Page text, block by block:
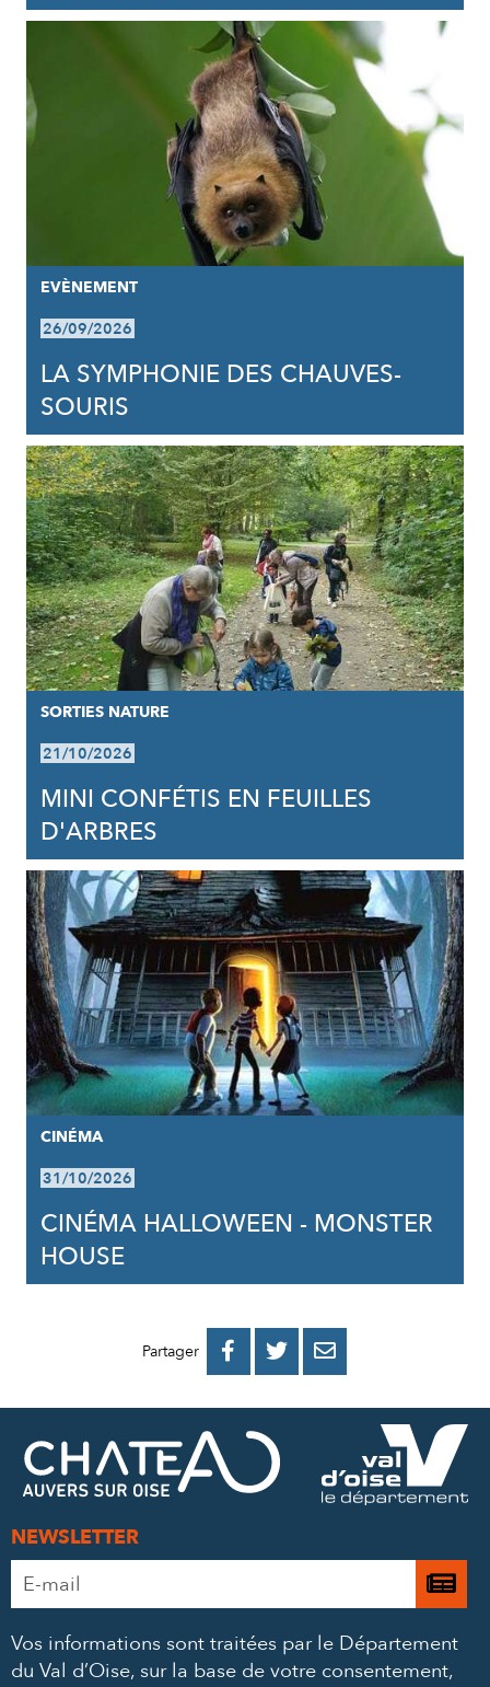
EVÈNEMENT
26/09/2026
LA SYMPHONIE DES CHAUVES-
SOURIS
SORTIES NATURE
21/10/2026
MINI CONFÉTIS EN FEUILLES
D'ARBRES
CINÉMA
31/10/2026
CINÉMA HALLOWEEN - MONSTER
HOUSE
Partager 
PARTAGER
FACEBOOK
PARTAGER
PARTAGER
MAIL
NEWSLETTER
Adresse
e-
*
Je
à
Vos informations sont traitées par le Département
du Val d’Oise, sur la base de votre consentement,